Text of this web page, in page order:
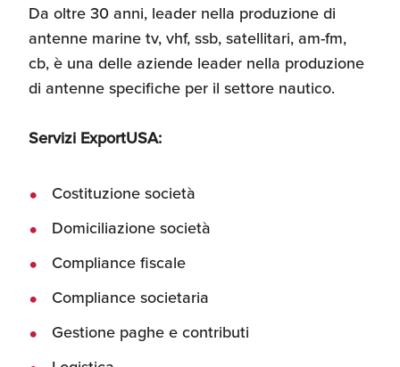
Da oltre 30 anni, leader nella produzione di
antenne marine tv, vhf, ssb, satellitari, am-fm,
cb,è una delle aziende leader nella produzione
di antenne specifiche per il settore nautico.
Servizi ExportUSA:
Costituzione società
Domiciliazione società
Compliance fiscale
Compliance societaria
Gestione paghe e contributi